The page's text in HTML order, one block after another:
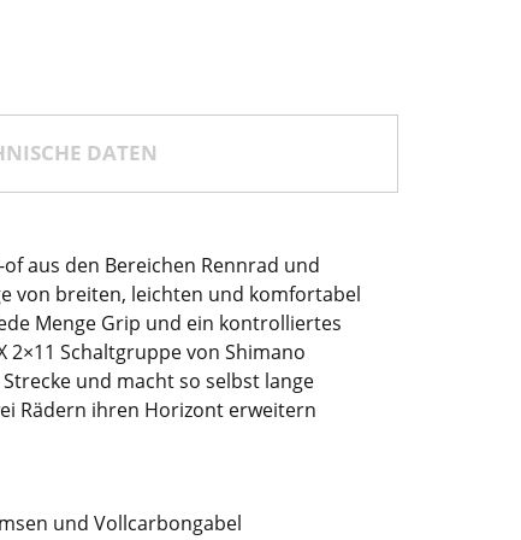
DATEN
aus den Bereichen Rennrad und
von breiten, leichten und komfortabel
Menge Grip und ein kontrolliertes
Schaltgruppe von Shimano
und macht so selbst lange
Rädern ihren Horizont erweitern
und Vollcarbongabel